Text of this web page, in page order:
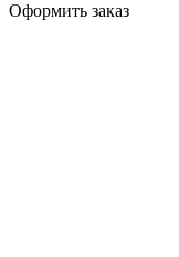
Оформить заказ